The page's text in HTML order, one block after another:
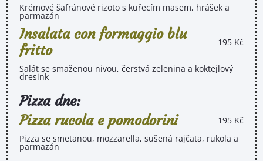
Krémové šafránové rizoto s kuřecím masem, hrášek a
parmazán
Insalata con formaggio blu
fritto
195 Kč
Salát se smaženou nivou, čerstvá zelenina a koktejlový
dresink
Pizza dne:
Pizza rucola e pomodorini
195 Kč
Pizza se smetanou, mozzarella, sušená rajčata, rukola a
parmazán